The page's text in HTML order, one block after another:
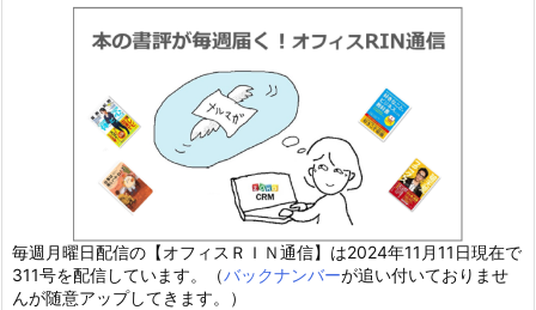
毎週月曜日配信の【オフィスＲＩＮ通信】は2024年11月11日現在で
311号を配信しています。（バックナンバーが追い付いておりませ
んが随意アップしてきます。）